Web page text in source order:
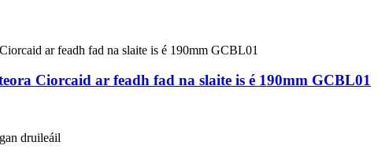
Ciorcaid ar feadh fad na slaite is é 190mm GCBL01
druileáil